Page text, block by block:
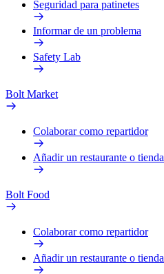
Seguridad para patinetes
Informar de un problema
Safety Lab
Bolt Market
Colaborar como repartidor
Añadir un restaurante o tienda
Bolt Food
Colaborar como repartidor
Añadir un restaurante o tienda